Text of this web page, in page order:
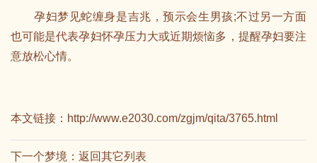
孕妇梦见蛇缠身是吉兆，预示会生男孩;不过另一方面
也可能是代表孕妇怀孕压力大或近期烦恼多，提醒孕妇要注
意放松心情。
本文链接： http://www.e2030.com/zgjm/qita/3765.html
下一个梦境： 返回其它列表